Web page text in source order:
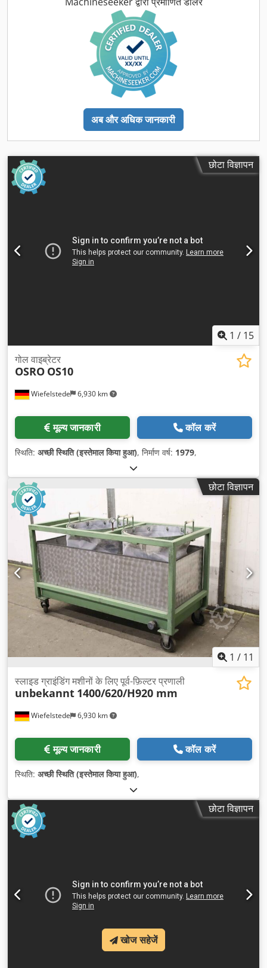
अब और अधिक जानकारी
छोटा विज्ञापन
1 / 15
Wiefelstede 6,930 km
गोल वाइब्रेटर
OSRO OS10
मूल्य जानकारी कॉल करें
स्थिति: अच्छी स्थिति (इस्तेमाल किया हुआ), निर्माण वर्ष: 1979,
छोटा विज्ञापन
1 / 11
Wiefelstede 6,930 km
स्लाइड ग्राइंडिंग मशीनों के लिए पूर्व-फ़िल्टर प्रणाली
unbekannt 1400/620/H920 mm
मूल्य जानकारी कॉल करें
स्थिति: अच्छी स्थिति (इस्तेमाल किया हुआ),
छोटा विज्ञापन
खोज सहेजें